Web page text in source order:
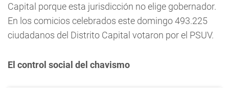
Capital porque esta jurisdicción no elige gobernador.
En los comicios celebrados este domingo 493.225
ciudadanos del Distrito Capital votaron por el PSUV.
El control social del chavismo